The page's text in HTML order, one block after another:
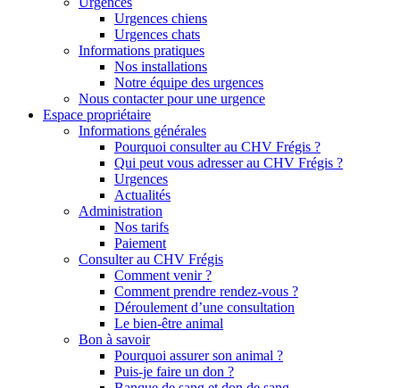
Urgences chiens
Urgences chats
Informations pratiques
Nos installations
Notre équipe des urgences
Nous contacter pour une urgence
Espace propriétaire
Informations générales
Pourquoi consulter au CHV Frégis ?
Qui peut vous adresser au CHV Frégis ?
Urgences
Actualités
Administration
Nos tarifs
Paiement
Consulter au CHV Frégis
Comment venir ?
Comment prendre rendez-vous ?
Déroulement d’une consultation
Le bien-être animal
Bon à savoir
Pourquoi assurer son animal ?
Puis-je faire un don ?